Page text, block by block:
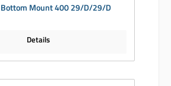
Bottom Mount 400 29/D/29/D
Details